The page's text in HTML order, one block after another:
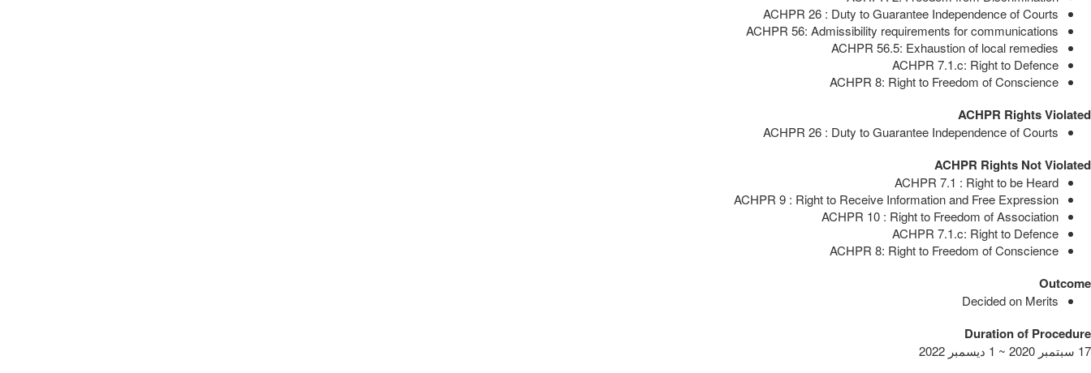
ACHPR 26 : Duty to Guarantee Independence of Courts
ACHPR 56: Admissibility requirements for communications
ACHPR 56.5: Exhaustion of local remedies
ACHPR 7.1.c: Right to Defence
ACHPR 8: Right to Freedom of Conscience
ACHPR Rights Violated
ACHPR 26 : Duty to Guarantee Independence of Courts
ACHPR Rights Not Violated
ACHPR 7.1 : Right to be Heard
ACHPR 9 : Right to Receive Information and Free Expression
ACHPR 10 : Right to Freedom of Association
ACHPR 7.1.c: Right to Defence
ACHPR 8: Right to Freedom of Conscience
Outcome
Decided on Merits
Duration of Procedure
17 سبتمبر 2020 ~ 1 ديسمبر 2022